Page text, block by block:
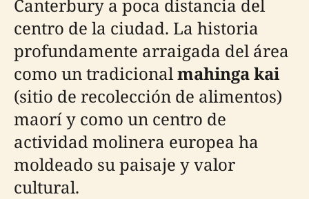
Canterbury a poca distancia del
centro de la ciudad. La historia
profundamente arraigada del área
como un tradicionalmahinga kai
(sitio de recolección de alimentos)
maorí y como un centro de
actividad molinera europea ha
moldeado su paisaje y valor
cultural.